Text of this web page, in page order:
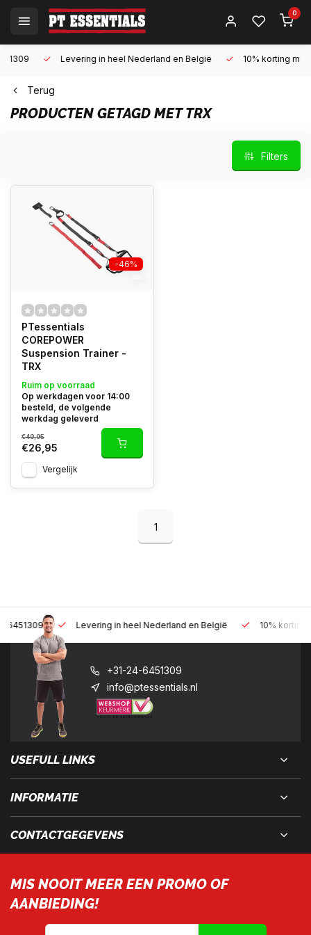
0
Levering in heel Nederland en België 10% korting met een
Terug
PRODUCTEN GETAGD MET TRX
Filters
-46%
PTessentials
COREPOWER
Suspension Trainer -
TRX
Ruim op voorraad
Op werkdagen voor 14:00
besteld, de volgende
werkdag geleverd
€49,95
€26,95
Vergelijk
1
Levering in heel Nederland en België 10% korting met een
+31-24-6451309
info@ptessentials.nl
USEFULL LINKS
INFORMATIE
CONTACTGEGEVENS
MIS NOOIT MEER EEN PROMO OF
AANBIEDING!